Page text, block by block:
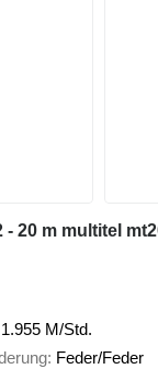
1.955 M/Std.
Feder/Feder